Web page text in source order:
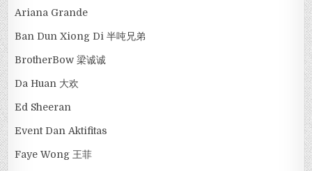
Ariana Grande
Ban Dun Xiong Di 半吨兄弟
BrotherBow 梁诚诚
Da Huan 大欢
Ed Sheeran
Event Dan Aktifitas
Faye Wong 王菲